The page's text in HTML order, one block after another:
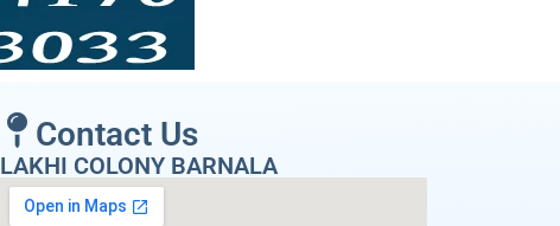
Contact Us
LAKHI COLONY BARNALA